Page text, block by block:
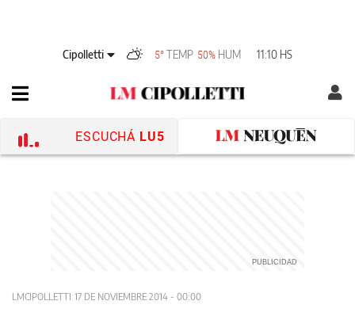
Cipolletti 5°TEMP 50% HUM 11:10 HS
ESCUCHÁ LU5
LMCIPOLLETTI 17 DE NOVIEMBRE 2014 - 00:00